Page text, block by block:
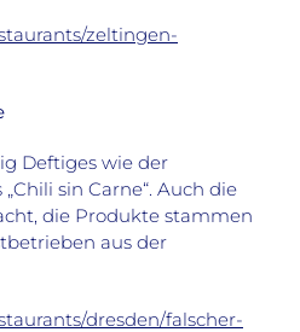
zeltingen-
Deftiges wie der
sin Carne“. Auch die
die Produkte stammen
aus der
dresden/falscher-